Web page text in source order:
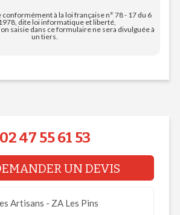
02 47 55 61 53
UN DEVIS
Artisans - ZA Les Pins
conformément à la loi française n° 78 - 17 du 6
dite loi informatique et liberté,
saisie dans ce formulaire ne sera divulguée à
un tiers.